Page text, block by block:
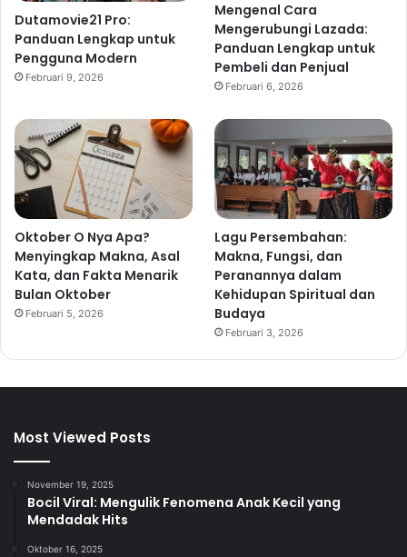
Dutamovie21 Pro:
Panduan Lengkap untuk
Pengguna Modern
Februari 9, 2026
Mengenal Cara
Mengerubungi Lazada:
Panduan Lengkap untuk
Pembeli dan Penjual
Februari 6, 2026
Oktober O Nya Apa?
Menyingkap Makna, Asal
Kata, dan Fakta Menarik
Bulan Oktober
Februari 5, 2026
Lagu Persembahan:
Makna, Fungsi, dan
Peranannya dalam
Kehidupan Spiritual dan
Budaya
Februari 3, 2026
Most Viewed Posts
November 19, 2025
Bocil Viral: Mengulik Fenomena Anak Kecil yang
Mendadak Hits
Oktober 16, 2025